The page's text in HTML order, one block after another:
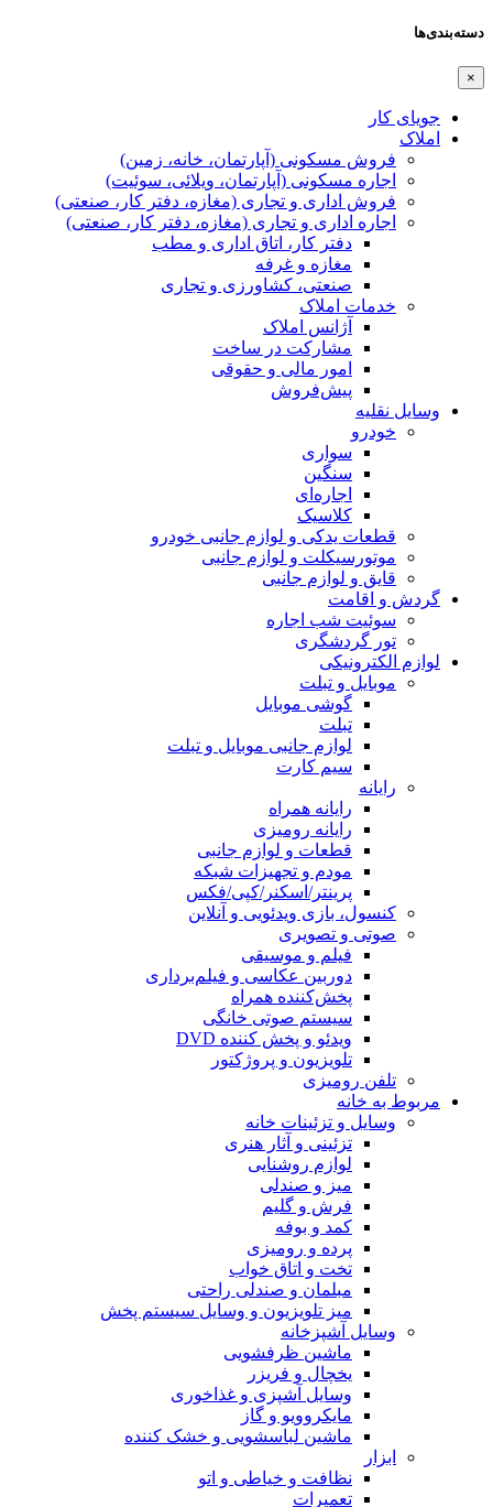
دسته‌بندی‌ها
×
جویای کار
املاک
فروش مسکونی (آپارتمان، خانه، زمین)
اجاره مسکونی (آپارتمان، ویلائی، سوئیت)
فروش اداری و تجاری (مغازه، دفتر کار، صنعتی)
اجاره اداری و تجاری (مغازه، دفتر کار، صنعتی)
دفتر کار، اتاق اداری و مطب
مغازه و غرفه
صنعتی،‌ کشاورزی و تجاری
خدمات املاک
آژانس املاک
مشارکت در ساخت
امور مالی و حقوقی
پیش‌فروش
وسایل نقلیه
خودرو
سواری
سنگین
اجاره‌ای
کلاسیک
قطعات یدکی و لوازم جانبی خودرو
موتورسیکلت و لوازم جانبی
قایق و لوازم جانبی
گردش و اقامت
سوئیت شب اجاره
تور گردشگری
لوازم الکترونیکی
موبایل و تبلت
گوشی موبایل
تبلت
لوازم جانبی موبایل و تبلت
سیم کارت
رایانه
رایانه همراه
رایانه رومیزی
قطعات و لوازم جانبی
مودم و تجهیزات شبکه
پرینتر/اسکنر/کپی/فکس
کنسول، بازی‌ ویدئویی و آنلاین
صوتی و تصویری
فیلم و موسیقی
دوربین عکاسی و فیلم‌برداری
پخش‌کننده همراه
سیستم صوتی خانگی
ویدئو و پخش کننده DVD
تلویزیون و پروژکتور
تلفن رومیزی
مربوط به خانه
وسایل و تزئینات خانه
تزئینی و آثار هنری
لوازم روشنایی
میز و صندلی
فرش و گلیم
کمد و بوفه
پرده و رومیزی
تخت و اتاق خواب
مبلمان و صندلی راحتی
میز تلویزیون و وسایل سیستم پخش
وسایل آشپزخانه
ماشین ظرفشویی
یخچال و فریزر
وسایل آشپزی و غذاخوری
مایکروویو و گاز
ماشین لباسشویی و خشک کننده
ابزار
نظافت و خیاطی و اتو
تعمیرات